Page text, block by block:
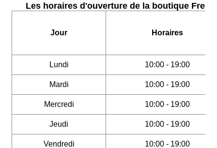
Les horaires d'ouverture de la boutique Free :
Jour Horaires
Lundi 10:00 - 19:00
Mardi 10:00 - 19:00
Mercredi 10:00 - 19:00
Jeudi 10:00 - 19:00
Vendredi 10:00 - 19:00